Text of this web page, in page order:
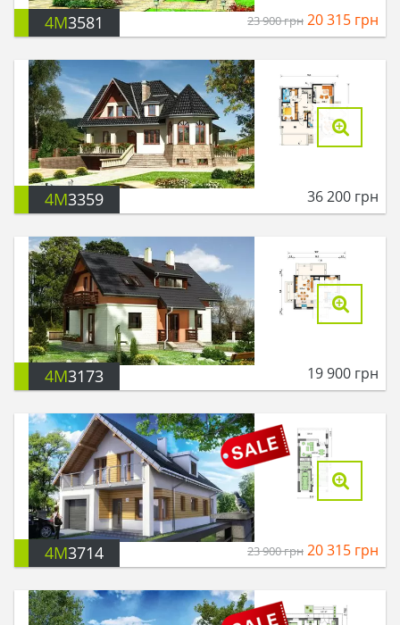
4M3581 23 900грн 20 315 грн
4M3359 36 200 грн
4M3173 19 900 грн
4M3714 23 900грн 20 315 грн